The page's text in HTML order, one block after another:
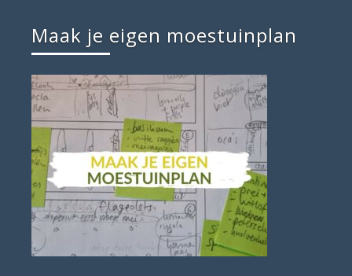
Maak je eigen moestuinplan